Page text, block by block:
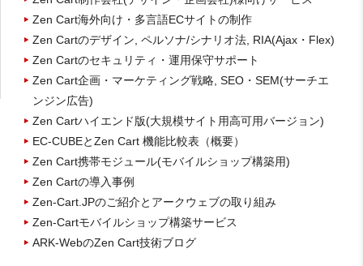
Zen Cart海外向け・多言語ECサイトの制作
Zen Cartのデザイン, ペルソナ/シナリオ法, RIA(Ajax・Flex)
Zen Cartのセキュリティ・運用保守サポート
Zen Cart企画・マーケティング戦略, SEO・SEM(サーチエ
ンジン広告)
Zen Cartハイエンド版(大規模サイト用高可用バージョン)
EC-CUBEとZen Cart 機能比較表（概要）
Zen Cart携帯モジュール(モバイルショップ構築用)
Zen Cartの導入事例
Zen-Cart.JPのご紹介とアークウェブの取り組み
Zen-Cartモバイルショップ構築サービス
ARK-WebのZen Cart技術ブログ